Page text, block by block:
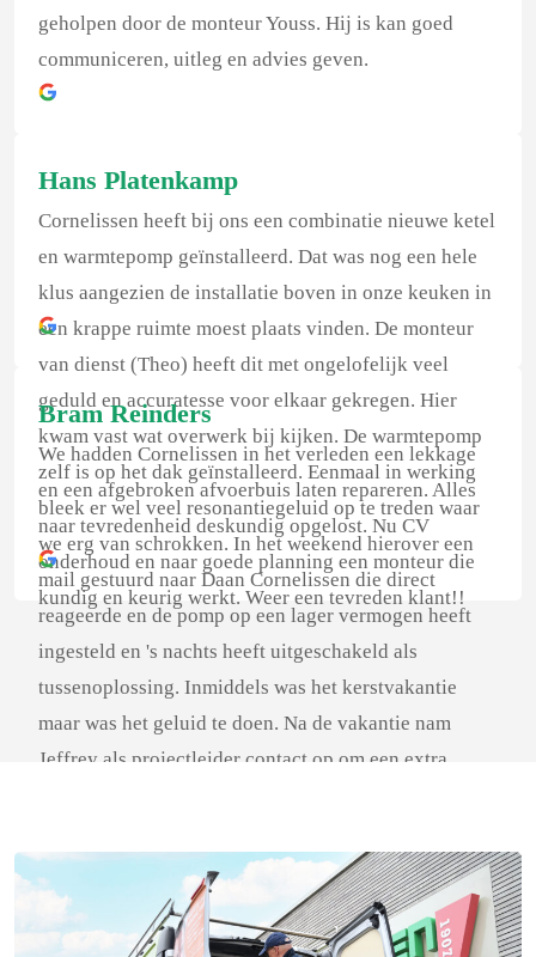
geholpen door de monteur Youss. Hij is kan goed
communiceren, uitleg en advies geven.
Hans Platenkamp
Cornelissen heeft bij ons een combinatie nieuwe ketel
en warmtepomp geïnstalleerd. Dat was nog een hele
klus aangezien de installatie boven in onze keuken in
een krappe ruimte moest plaats vinden. De monteur
van dienst (Theo) heeft dit met ongelofelijk veel
geduld en accuratesse voor elkaar gekregen. Hier
kwam vast wat overwerk bij kijken. De warmtepomp
zelf is op het dak geïnstalleerd. Eenmaal in werking
bleek er wel veel resonantiegeluid op te treden waar
we erg van schrokken. In het weekend hierover een
mail gestuurd naar Daan Cornelissen die direct
reageerde en de pomp op een lager vermogen heeft
ingesteld en 's nachts heeft uitgeschakeld als
tussenoplossing. Inmiddels was het kerstvakantie
maar was het geluid te doen. Na de vakantie nam
Jeffrey als projectleider contact op om een extra
pomp van het dak naar de tuin verplaatst. Fijne
vakbekwame monteurs. Door tegenslag (denk ik )
lukte het niet om de verwarming aan de praat te
Bram Reinders
We hadden Cornelissen in het verleden een lekkage
en een afgebroken afvoerbuis laten repareren. Alles
naar tevredenheid deskundig opgelost. Nu CV
onderhoud en naar goede planning een monteur die
kundig en keurig werkt. Weer een tevreden klant!!